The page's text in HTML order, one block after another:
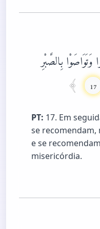
بِالصَّبْرِ
17
PT: 17. Em
se recomendam,
e se
misericórdia.